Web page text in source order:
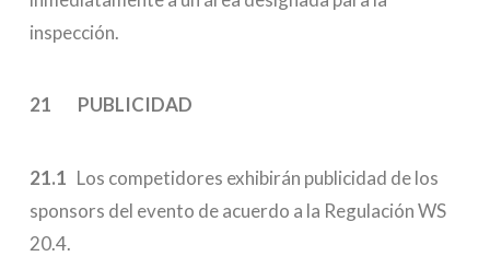
inspección.
21 PUBLICIDAD
21.1 Los competidores exhibirán publicidad de los
sponsors del evento de acuerdo a la Regulación WS
20.4.